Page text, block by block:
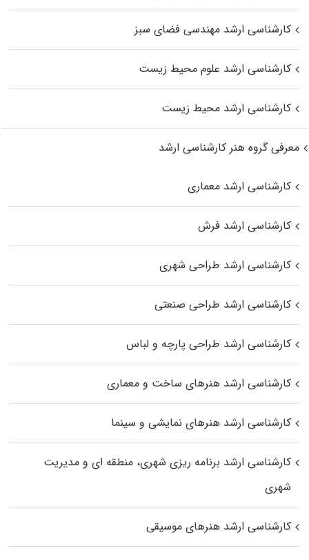
کارشناسی ارشد مهندسی فضای سبز
کارشناسی ارشد علوم محیط‌ زیست
کارشناسی ارشد محیط زیست
معرفی گروه هنر کارشناسی ارشد
کارشناسی ارشد معماری
کارشناسی ارشد فرش
کارشناسی ارشد طراحی شهری
کارشناسی ارشد طراحی صنعتی
کارشناسی ارشد طراحی پارچه و لباس
کارشناسی ارشد هنرهای ساخت و معماری
کارشناسی ارشد هنرهای نمایشی و سینما
کارشناسی ارشد برنامه ریزی شهری، منطقه‌ ای و مدیریت
شهری
کارشناسی ارشد هنرهای موسیقی